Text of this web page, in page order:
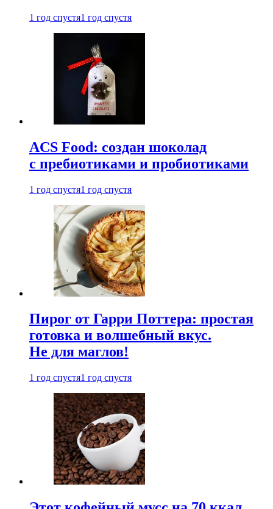
1 год спустя1 год спустя
ACS Food: создан шоколад
с пребиотиками и пробиотиками
1 год спустя1 год спустя
Пирог от Гарри Поттера: простая
готовка и волшебный вкус.
Не для маглов!
1 год спустя1 год спустя